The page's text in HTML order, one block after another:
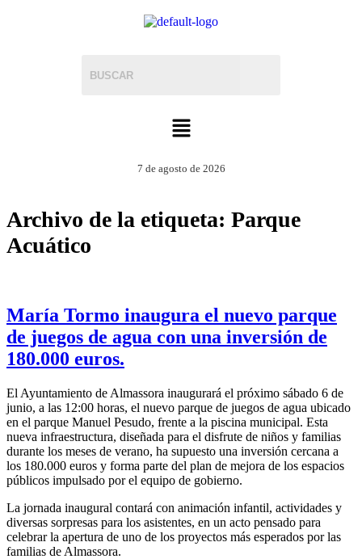
7 de agosto de 2026
Archivo de la etiqueta: Parque
Acuático
María Tormo inaugura el nuevo parque
de juegos de agua con una inversión de
180.000 euros.
El Ayuntamiento de Almassora inaugurará el próximo sábado 6 de
junio, a las 12:00 horas, el nuevo parque de juegos de agua ubicado
en el parque Manuel Pesudo, frente a la piscina municipal. Esta
nueva infraestructura, diseñada para el disfrute de niños y familias
durante los meses de verano, ha supuesto una inversión cercana a
los 180.000 euros y forma parte del plan de mejora de los espacios
públicos impulsado por el equipo de gobierno.
La jornada inaugural contará con animación infantil, actividades y
diversas sorpresas para los asistentes, en un acto pensado para
celebrar la apertura de uno de los proyectos más esperados por las
familias de Almassora.